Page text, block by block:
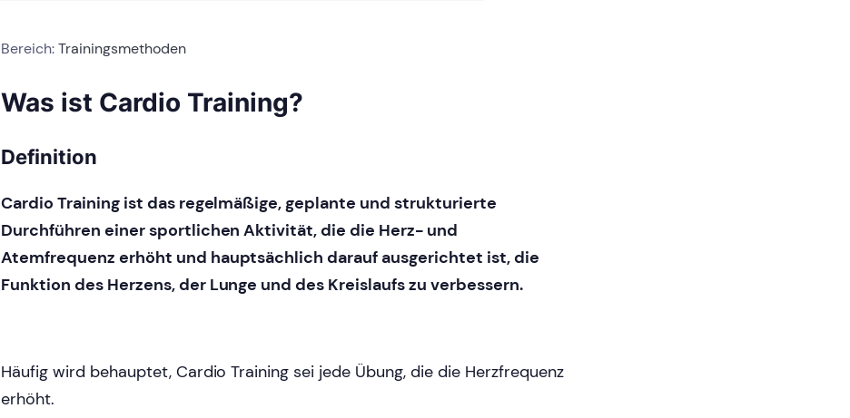
Bereich:Trainingsmethoden
Was ist Cardio Training?
Definition
Cardio Training ist das regelmäßige, geplante und strukturierte
Durchführen einer sportlichen Aktivität, die die Herz- und
Atemfrequenz erhöht und hauptsächlich darauf ausgerichtet ist, die
Funktion des Herzens, der Lunge und des Kreislaufs zu verbessern.
Häufig wird behauptet, Cardio Training sei jede Übung, die die Herzfrequenz
erhöht.